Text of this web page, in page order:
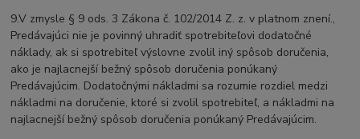
9.V zmysle § 9 ods. 3 Zákona č. 102/2014 Z. z. v platnom znení.,
Predávajúci nie je povinný uhradiť spotrebiteľovi dodatočné
náklady, ak si spotrebiteľ výslovne zvolil iný spôsob doručenia,
ako je najlacnejší bežný spôsob doručenia ponúkaný
Predávajúcim. Dodatočnými nákladmi sa rozumie rozdiel medzi
nákladmi na doručenie, ktoré si zvolil spotrebiteľ, a nákladmi na
najlacnejší bežný spôsob doručenia ponúkaný Predávajúcim.